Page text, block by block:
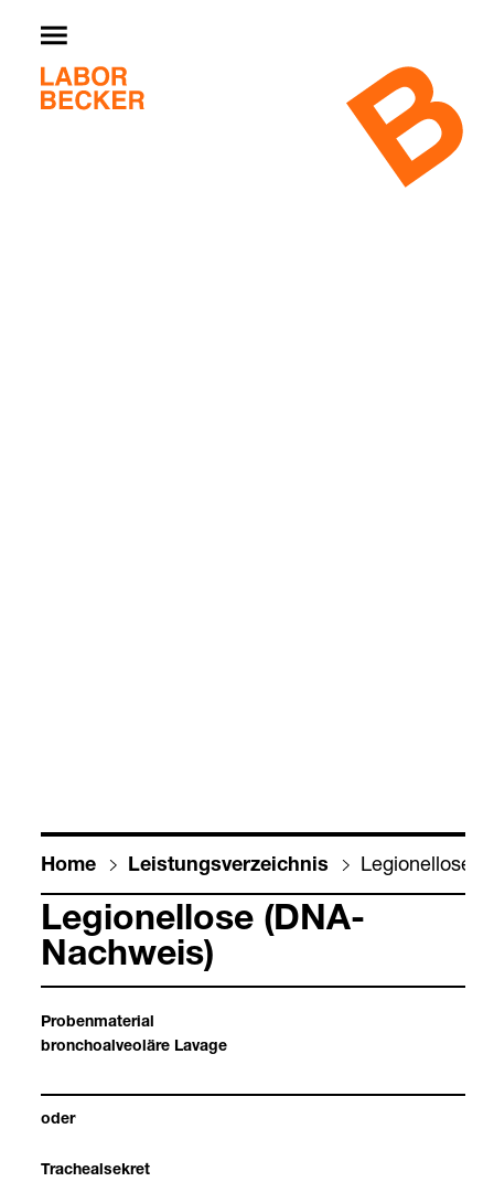
Home Leis­tungs­ver­zeich­nis Legio­nel­lose
Legio­nel­lose (DNA-​
Nach­weis)
Pro­ben­ma­te­rial
bron­cho­alveoläre Lavage
oder
Tra­che­al­se­kret